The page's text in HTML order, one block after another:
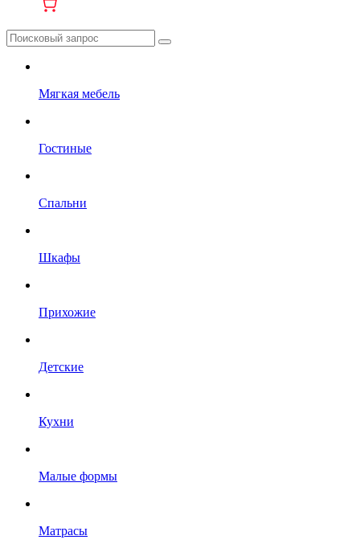
Мягкая мебель
Гостиные
Спальни
Шкафы
Прихожие
Детские
Кухни
Малые формы
Матрасы